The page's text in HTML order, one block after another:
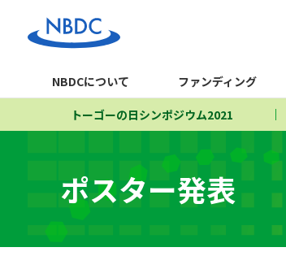
NBDCについて ファンディング
トーゴーの日シンポジウム2021
ポスター発表